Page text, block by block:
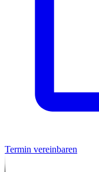
Termin vereinbaren